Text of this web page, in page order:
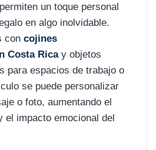
un toque personal
en algo inolvidable.
con cojines
Costa Ricay objetos
para espacios de trabajo o
se puede personalizar
o foto, aumentando el
el impacto emocional del